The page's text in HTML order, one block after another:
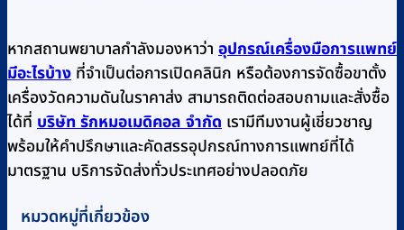
หากสถานพยาบาลกำลังมองหาว่า อุปกรณ์เครื่องมือการแพทย์
มีอะไรบ้าง ที่จำเป็นต่อการเปิดคลินิก หรือต้องการจัดซื้อขาตั้ง
เครื่องวัดความดันในราคาส่ง สามารถติดต่อสอบถามและสั่งซื้อ
ได้ที่ บริษัท รักหมอเมดิคอล จำกัด เรามีทีมงานผู้เชี่ยวชาญ
พร้อมให้คำปรึกษาและคัดสรรอุปกรณ์ทางการแพทย์ที่ได้
มาตรฐาน บริการจัดส่งทั่วประเทศอย่างปลอดภัย
หมวดหมู่ที่เกี่ยวข้อง